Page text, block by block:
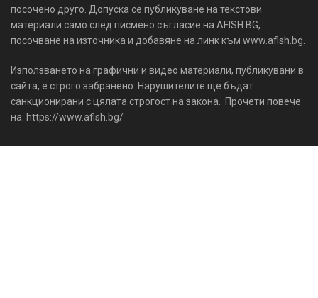
посочено друго. Допуска се публикуване на текстови
материали само след писмено съгласие на AFISH.BG,
посочване на източника и добавяне на линк към www.afish.bg.
Използването на графични и видео материали, публикувани в
сайта, е строго забранено. Нарушителите ще бъдат
санкционирани с цялата строгост на закона. Прочети повече
на: https://www.afish.bg/